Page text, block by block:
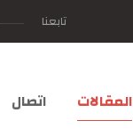
تابعنا
المقالات اتصال